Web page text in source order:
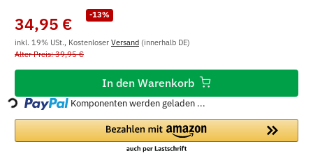
-13%
34,95 €
inkl. 19% USt., Kostenloser Versand (innerhalb DE)
Alter Preis: 39,95 €
In den Warenkorb
Loading... Komponenten werden geladen ...